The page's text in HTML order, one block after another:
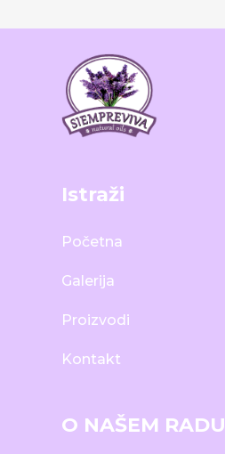
Istraži
Početna
Galerija
Proizvodi
Kontakt
O NAŠEM RADU